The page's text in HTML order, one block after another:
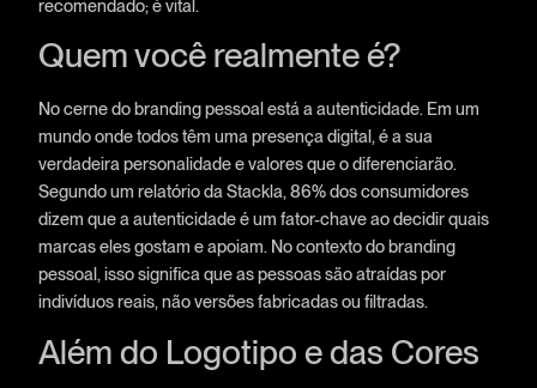
recomendado; é vital.
Quem você realmente é?
No cerne do branding pessoal está a autenticidade. Em um
mundo onde todos têm uma presença digital, é a sua
verdadeira personalidade e valores que o diferenciarão.
Segundo um relatório da Stackla, 86% dos consumidores
dizem que a autenticidade é um fator-chave ao decidir quais
marcas eles gostam e apoiam. No contexto do branding
pessoal, isso significa que as pessoas são atraídas por
indivíduos reais, não versões fabricadas ou filtradas.
Além do Logotipo e das Cores